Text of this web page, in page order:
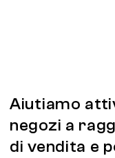
Aiutiamo
negozi a
di vendita e